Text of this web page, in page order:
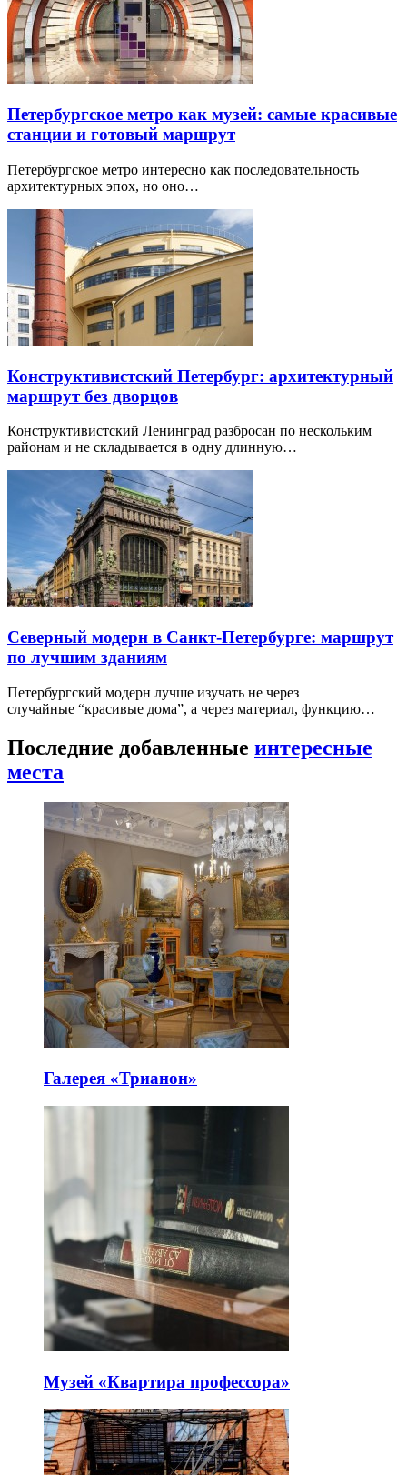
Петербургское метро как музей: самые красивые
станции и готовый маршрут
Петербургское метро интересно как последовательность
архитектурных эпох, но оно…
Конструктивистский Петербург: архитектурный
маршрут без дворцов
Конструктивистский Ленинград разбросан по нескольким
районам и не складывается в одну длинную…
Северный модерн в Санкт-Петербурге: маршрут
по лучшим зданиям
Петербургский модерн лучше изучать не через
случайные “красивые дома”, а через материал, функцию…
Последние добавленные интересные
места
Галерея «Трианон»
Музей «Квартира профессора»